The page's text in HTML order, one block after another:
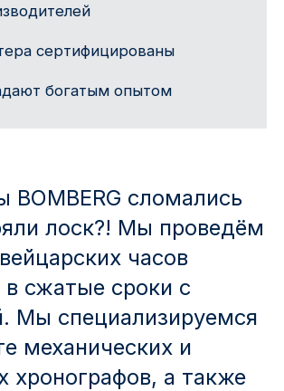
сертифицированы
богатым опытом
BOMBERG сломались
лоск?! Мы проведём
часов
в сжатые сроки с
Мы специализируемся
механических и
хронографов, а также